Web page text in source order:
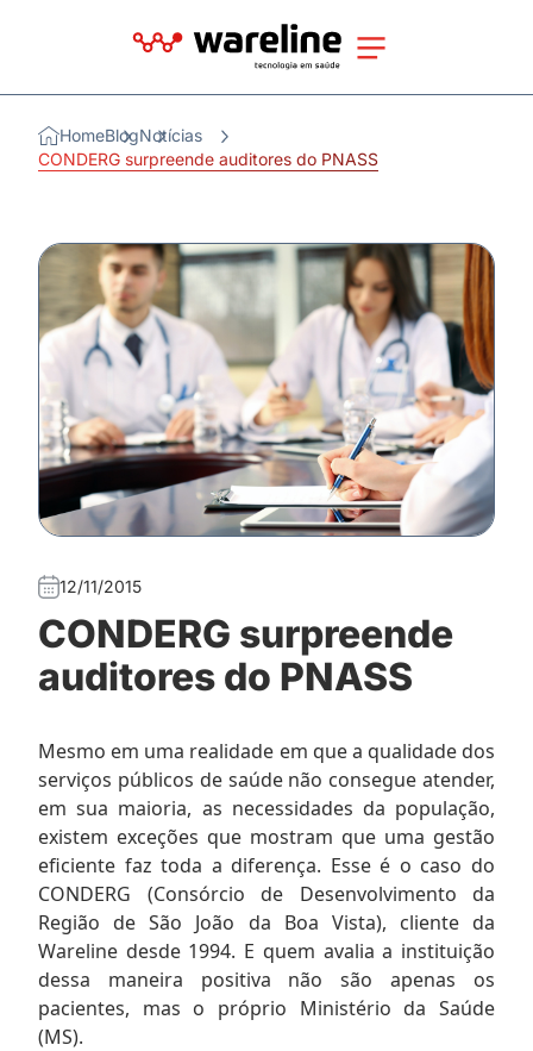
HomeBlogNotícias
CONDERG surpreende auditores do PNASS
12/11/2015
CONDERG surpreende
auditores do PNASS
Mesmo em uma realidade em que a qualidade dos
serviços públicos de saúde não consegue atender,
em sua maioria, as necessidades da população,
existem exceções que mostram que uma gestão
eficiente faz toda a diferença. Esse é o caso do
CONDERG (Consórcio de Desenvolvimento da
Região de São João da Boa Vista), cliente da
Wareline desde 1994. E quem avalia a instituição
dessa maneira positiva não são apenas os
pacientes, mas o próprio Ministério da Saúde
(MS).